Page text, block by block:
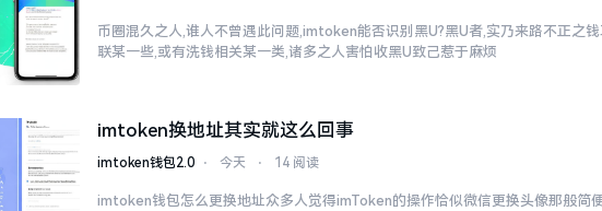
币圈混久之人,谁人不曾遇此问题,imtoken能否识别黑U?黑U者,实乃来路不正之
联某一些,或有洗钱相关某一类,诸多之人害怕收黑U致己惹于麻烦
imtoken换地址其实就这么回事
imtoken钱包2.0 ⋅ 今天 ⋅ 14 阅读
imtoken钱包怎么更换地址众多人觉得imToken的操作恰似微信更换头像那般简